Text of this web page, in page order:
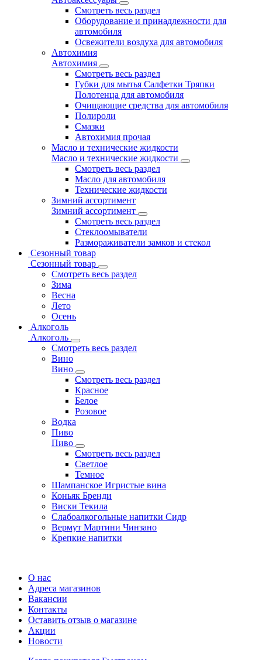
Смотреть весь раздел
Оборудование и принадлежности для
автомобиля
Освежители воздуха для автомобиля
Автохимия
Автохимия
Смотреть весь раздел
Губки для мытья Салфетки Тряпки
Полотенца для автомобиля
Очищающие средства для автомобиля
Полироли
Смазки
Автохимия прочая
Масло и технические жидкости
Масло и технические жидкости
Смотреть весь раздел
Масло для автомобиля
Технические жидкости
Зимний ассортимент
Зимний ассортимент
Смотреть весь раздел
Стеклоомыватели
Размораживатели замков и стекол
Сезонный товар
Сезонный товар
Смотреть весь раздел
Зима
Весна
Лето
Осень
Алкоголь
Алкоголь
Смотреть весь раздел
Вино
Вино
Смотреть весь раздел
Красное
Белое
Розовое
Водка
Пиво
Пиво
Смотреть весь раздел
Cветлое
Темное
Шампанское Игристые вина
Коньяк Бренди
Виски Текила
Слабоалкогольные напитки Сидр
Вермут Мартини Чинзано
Крепкие напитки
О нас
Адреса магазинов
Вакансии
Контакты
Оставить отзыв о магазине
Акции
Новости